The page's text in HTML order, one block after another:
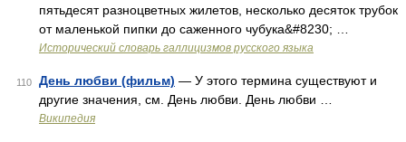
пятьдесят разноцветных жилетов, несколько десяток трубок
от маленькой пипки до саженного чубука&#8230; …
Исторический словарь галлицизмов русского языка
110 День любви (фильм) — У этого термина существуют и
другие значения, см. День любви. День любви …
Википедия